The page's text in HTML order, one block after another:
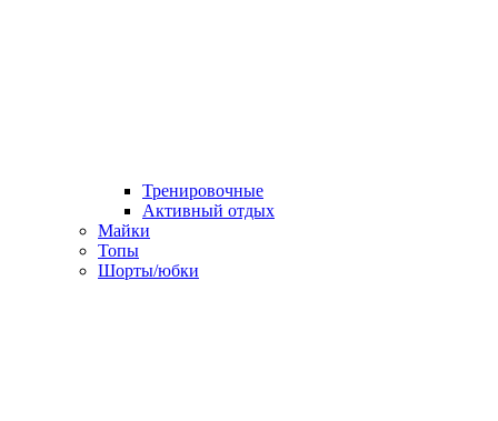
Тренировочные
Активный отдых
Майки
Топы
Шорты/юбки